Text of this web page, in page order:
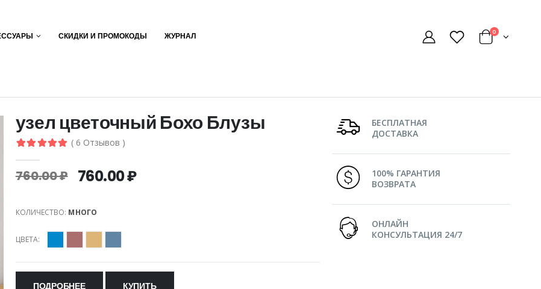
СКИДКИ И ПРОМОКОДЫ ЖУРНАЛ 0
узел цветочный Бохо Блузы
( 6 Отзывов )
760.00 ₽ 760.00 ₽
КОЛИЧЕСТВО: МНОГО
ЦВЕТА:
ПОДРОБНЕЕ КУПИТЬ
БЕСПЛАТНАЯ
ДОСТАВКА
100% ГАРАНТИЯ
ВОЗВРАТА
ОНЛАЙН
КОНСУЛЬТАЦИЯ 24/7